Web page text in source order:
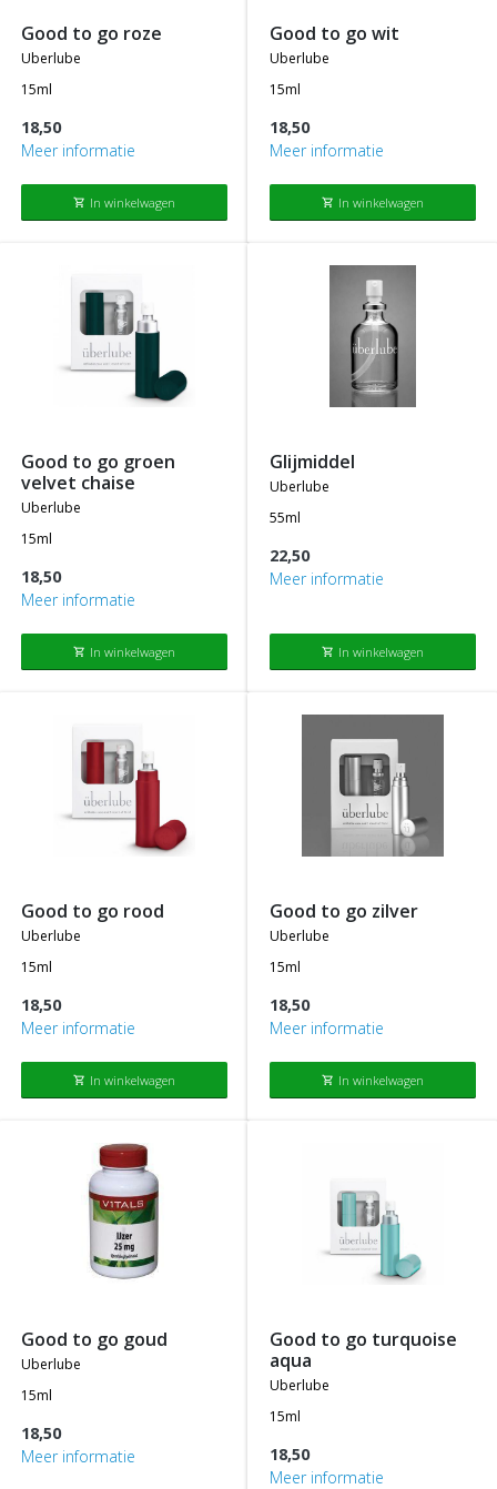
good to go roze
uberlube
15ml
18,50
Meer informatie
shopping_cart In winkelwagen
good to go wit
uberlube
15ml
18,50
Meer informatie
shopping_cart In winkelwagen
good to go groen
velvet chaise
uberlube
15ml
18,50
Meer informatie
shopping_cart In winkelwagen
glijmiddel
uberlube
55ml
22,50
Meer informatie
shopping_cart In winkelwagen
good to go rood
uberlube
15ml
18,50
Meer informatie
shopping_cart In winkelwagen
good to go zilver
uberlube
15ml
18,50
Meer informatie
shopping_cart In winkelwagen
good to go goud
uberlube
15ml
18,50
Meer informatie
good to go turquoise
aqua
uberlube
15ml
18,50
Meer informatie